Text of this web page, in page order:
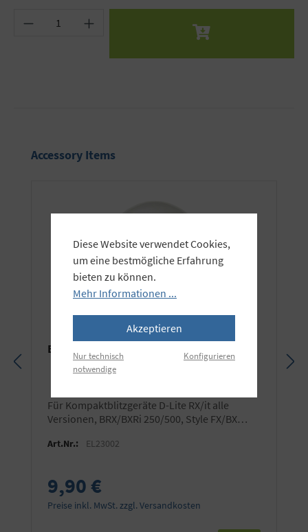
Produkt Anzahl: Gib den gewünschten Wert
Produktgalerie überspringen
Accessory Items
Elinchrom 100W Kryptonlampe E27
für Kompaktblitzgeräte D-Lite RX/it alle
Versionen, BRX/BXRi 250/500, Style FX/BX
Art.Nr.: EL23002
9,90 €
Preise inkl. MwSt. zzgl. Versandkosten
Diese Website verwendet Cookies,
um eine bestmögliche Erfahrung
bieten zu können.
Mehr Informationen ...
Akzeptieren
Nur technisch
notwendige
Konfigurieren